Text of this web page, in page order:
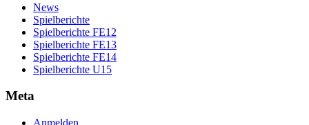
News
Spielberichte
Spielberichte FE12
Spielberichte FE13
Spielberichte FE14
Spielberichte U15
Meta
Anmelden